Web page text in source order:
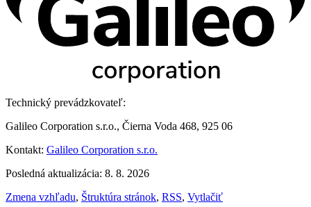
Technický prevádzkovateľ:
Galileo Corporation s.r.o., Čierna Voda 468, 925 06
Kontakt: Galileo Corporation s.r.o.
Posledná aktualizácia: 8. 8. 2026
Zmena vzhľadu, Štruktúra stránok, RSS, Vytlačiť